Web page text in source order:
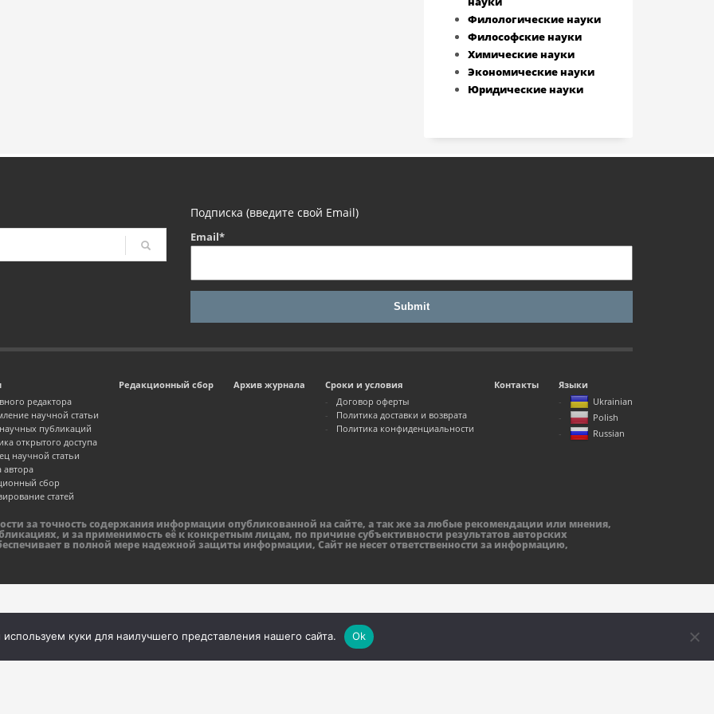
Филологические науки
Философские науки
Химические науки
Экономические науки
Юридические науки
Подписка (введите свой Email)
Email*
редактора
научной статьи
публикаций
открытого доступа
научной статьи
автора
сбор
статей
Редакционный сбор Архив журнала
Сроки и условия
Договор оферты
Политика доставки и возврата
Политика конфиденциальности
Контакты
Языки
Ukrainian
Polish
Russian
за точность содержания информации опубликованной на сайте, а так же за любые рекомендации или мнения,
и за применимость её к конкретным лицам, по причине субъективности результатов авторских
в полной мере надежной защиты информации, Сайт не несет ответственности за информацию,
куки для наилучшего представления нашего сайта. Ok